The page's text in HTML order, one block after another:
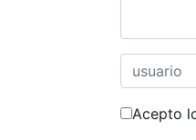
Acepto